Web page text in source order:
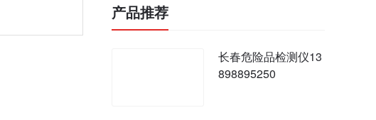
产品推荐
长春危险品检测仪13
898895250